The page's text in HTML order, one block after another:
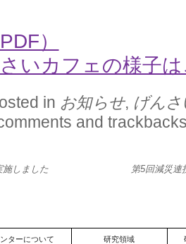
）
いカフェの様子
in お知らせ, げん
and
しました 第5回減災
ターについて 研究領域